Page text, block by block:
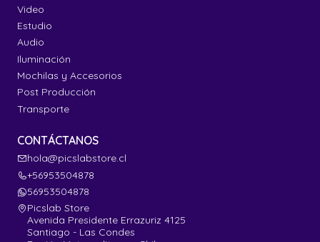
Video
Estudio
Audio
Iluminación
Mochilas y Accesorios
Post Producción
Transporte
CONTÁCTANOS
hola@picslabstore.cl
+56953504878
56953504878
Picslab Store
Avenida Presidente Errazuriz 4125
Santiago - Las Condes